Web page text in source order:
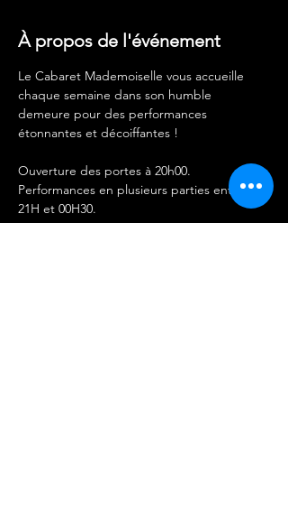
À propos de l'événement
Le Cabaret Mademoiselle vous accueille
chaque semaine dans son humble
demeure pour des performances
étonnantes et décoiffantes !
Ouverture des portes à 20h00.
Performances en plusieurs parties entre
21H et 00H30.